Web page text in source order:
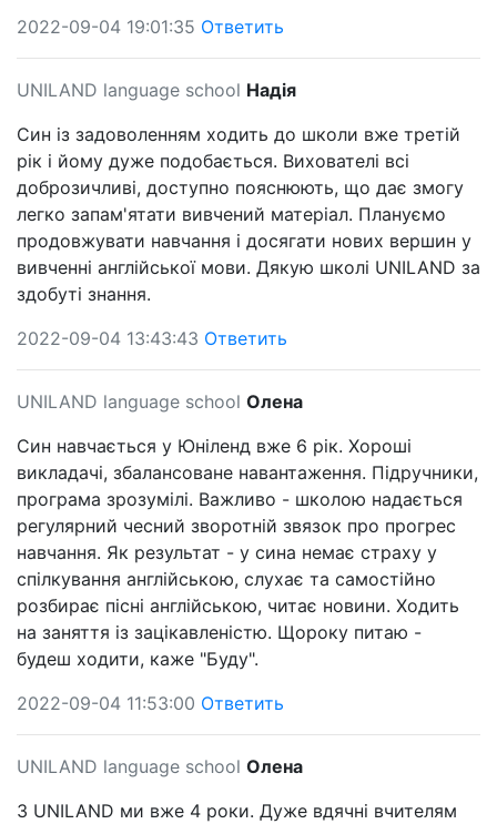
2022-09-04 19:01:35 Ответить
UNILAND language school Надія
Син із задоволенням ходить до школи вже третій
рік і йому дуже подобається. Вихователі всі
доброзичливі, доступно пояснюють, що дає змогу
легко запам'ятати вивчений матеріал. Плануємо
продовжувати навчання і досягати нових вершин у
вивченні англійської мови. Дякую школі UNILAND за
здобуті знання.
2022-09-04 13:43:43 Ответить
UNILAND language school Олена
Син навчається у Юніленд вже 6 рік. Хороші
викладачі, збалансоване навантаження. Підручники,
програма зрозумілі. Важливо - школою надається
регулярний чесний зворотній звязок про прогрес
навчання. Як результат - у сина немає страху у
спілкування англійською, слухає та самостійно
розбирає пісні англійською, читає новини. Ходить
на заняття із зацікавленістю. Щороку питаю -
будеш ходити, каже "Буду".
2022-09-04 11:53:00 Ответить
UNILAND language school Олена
З UNILAND ми вже 4 роки. Дуже вдячні вчителям